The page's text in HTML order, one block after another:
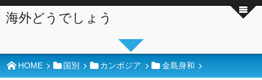
海外どうでしょう
HOME 国別 カンボジア 金島身和